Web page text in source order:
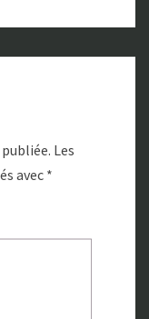
Les
avec *